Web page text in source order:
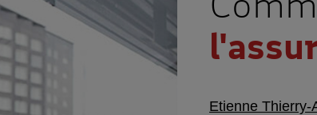
Etienne Thierry-